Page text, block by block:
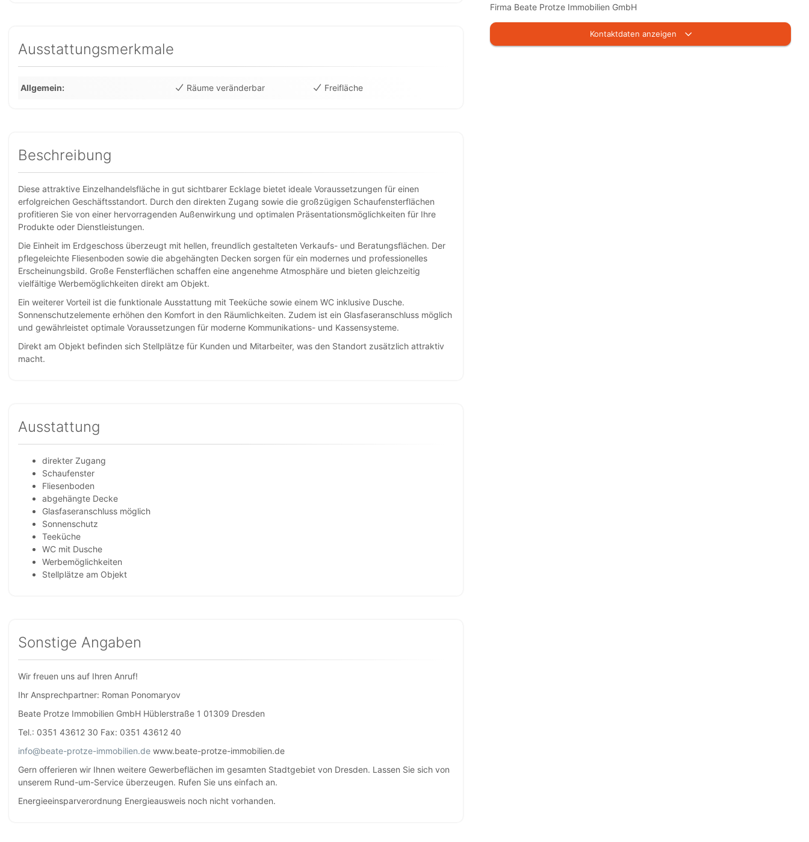
Firma Beate Protze Immobilien GmbH
Kontaktdaten anzeigen
Ausstattungsmerkmale
Allgemein Räume veränderbar Freifläche
Beschreibung
Diese attraktive Einzelhandelsfläche in gut sichtbarer Ecklage bietet ideale Voraussetzungen für einen
erfolgreichen Geschäftsstandort. Durch den direkten Zugang sowie die großzügigen Schaufensterflächen
profitieren Sie von einer hervorragenden Außenwirkung und optimalen Präsentationsmöglichkeiten für Ihre
Produkte oder Dienstleistungen.
Die Einheit im Erdgeschoss überzeugt mit hellen, freundlich gestalteten Verkaufs- und Beratungsflächen. Der
pflegeleichte Fliesenboden sowie die abgehängten Decken sorgen für ein modernes und professionelles
Erscheinungsbild. Große Fensterflächen schaffen eine angenehme Atmosphäre und bieten gleichzeitig
vielfältige Werbemöglichkeiten direkt am Objekt.
Ein weiterer Vorteil ist die funktionale Ausstattung mit Teeküche sowie einem WC inklusive Dusche.
Sonnenschutzelemente erhöhen den Komfort in den Räumlichkeiten. Zudem ist ein Glasfaseranschluss möglich
und gewährleistet optimale Voraussetzungen für moderne Kommunikations- und Kassensysteme.
Direkt am Objekt befinden sich Stellplätze für Kunden und Mitarbeiter, was den Standort zusätzlich attraktiv
macht.
Ausstattung
direkter Zugang
Schaufenster
Fliesenboden
abgehängte Decke
Glasfaseranschluss möglich
Sonnenschutz
Teeküche
WC mit Dusche
Werbemöglichkeiten
Stellplätze am Objekt
Sonstige Angaben
Wir freuen uns auf Ihren Anruf!
Ihr Ansprechpartner: Roman Ponomaryov
Beate Protze Immobilien GmbH Hüblerstraße 1 01309 Dresden
Tel.: 0351 43612 30 Fax: 0351 43612 40
info@beate-protze-immobilien.de www.beate-protze-immobilien.de
Gern offerieren wir Ihnen weitere Gewerbeflächen im gesamten Stadtgebiet von Dresden. Lassen Sie sich von
unserem Rund-um-Service überzeugen. Rufen Sie uns einfach an.
Energieeinsparverordnung Energieausweis noch nicht vorhanden.